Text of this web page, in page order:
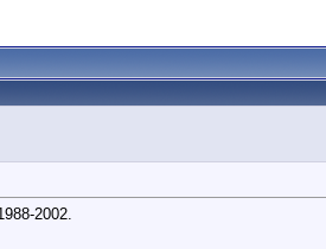
2002.